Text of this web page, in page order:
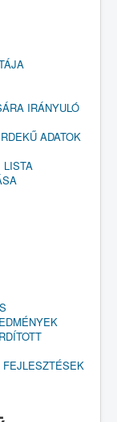
IRÁNYULÓ
ADATOK
LISTA
FEJLESZTÉSEK